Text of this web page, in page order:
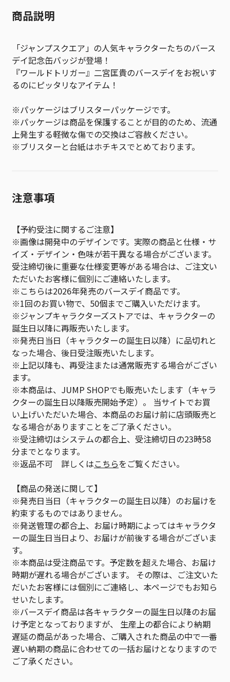
商品説明
「ジャンプスクエア」の人気キャラクターたちのバース
デイ記念缶バッジが登場！
『ワールドトリガー』二宮匡貴のバースデイをお祝いす
るのにピッタリなアイテム！
※パッケージはブリスターパッケージです。
※パッケージは商品を保護することが目的のため、流通
上発生する軽微な傷での交換はご容赦ください。
※ブリスターと台紙はホチキスでとめております。
注意事項
【予約受注に関するご注意】
※画像は開発中のデザインです。実際の商品と仕様・サ
イズ・デザイン・色味が若干異なる場合がございます。
受注締切後に重要な仕様変更等がある場合は、ご注文い
ただいたお客様に個別にご連絡いたします。
※こちらは2026年発売のバースデイ商品です。
※1回のお買い物で、50個までご購入いただけます。
※ジャンプキャラクターズストアでは、キャラクターの
誕生日以降に再販売いたします。
※発売日当日（キャラクターの誕生日以降）に品切れと
なった場合、後日受注販売いたします。
※上記以降も、再受注または通常販売する場合がござい
ます。
※本商品は、JUMP SHOPでも販売いたします（キャラ
クターの誕生日以降販売開始予定）。 当サイトでお買
い上げいただいた場合、本商品のお届け前に店頭販売と
なる場合がありますことをご了承ください。
※受注締切はシステムの都合上、受注締切日の23時58
分までとなります。
※返品不可 詳しくはこちらをご覧ください。
【商品の発送に関して】
※発売日当日（キャラクターの誕生日以降）のお届けを
約束するものではありません。
※発送管理の都合上、お届け時期によってはキャラクタ
ーの誕生日当日より、お届けが前後する場合がございま
す。
※本商品は受注商品です。予定数を超えた場合、お届け
時期が遅れる場合がございます。 その際は、ご注文いた
だいたお客様には個別にご連絡し、本ページでもお知ら
せいたします。
※バースデイ商品は各キャラクターの誕生日以降のお届
け予定となっておりますが、 生産上の都合により納期
遅延の商品があった場合、ご購入された商品の中で一番
遅い納期の商品に合わせての一括お届けとなりますので
ご了承ください。